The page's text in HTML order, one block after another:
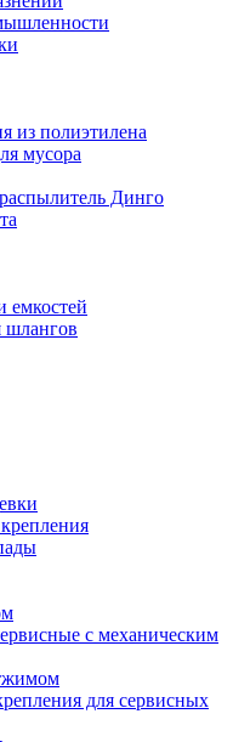
из полиэтилена
мусора
Динго
шлангов
с механическим
для сервисных